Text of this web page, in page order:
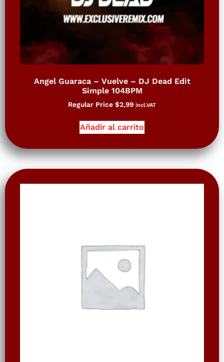
Angel Guaraca – Vuelve – DJ Dead Edit
Simple 104BPM
Regular Price $2,99 incl.VAT
Añadir al carrito